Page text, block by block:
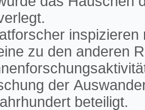
zu den anderen
der
beteiligt.